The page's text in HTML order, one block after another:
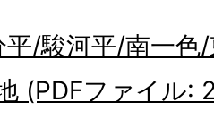
/駿河平/南一色
(PDFファイル: